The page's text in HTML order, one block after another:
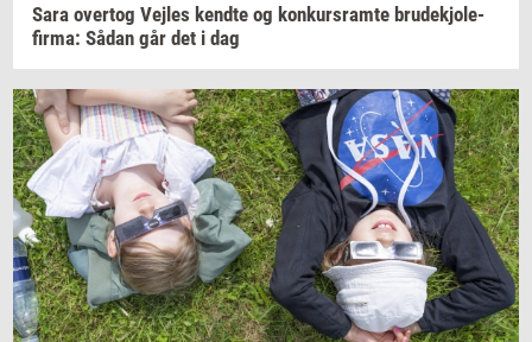
Sara over­tog Vej­les kend­te og kon­kurs­ram­te bru­dekjo­le­
fir­ma: Sådan går det i dag